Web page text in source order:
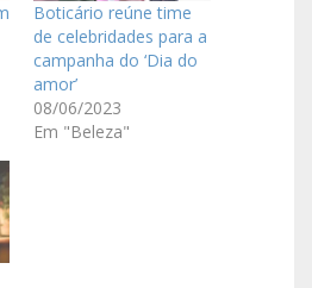
Boticário reúne time
de celebridades para a
campanha do ‘Dia do
amor’
08/06/2023
Em "Beleza"